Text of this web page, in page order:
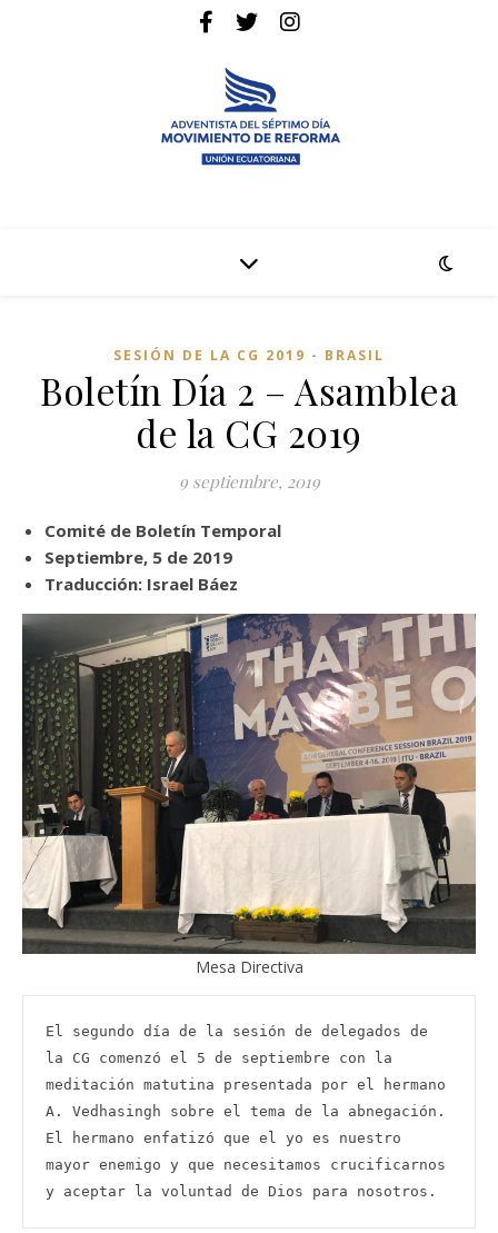
SESIÓN DE LA CG 2019 - BRASIL
Boletín Día 2 – Asamblea
de la CG 2019
9 septiembre, 2019
Comité de Boletín Temporal
Septiembre, 5 de 2019
Traducción: Israel Báez
Mesa Directiva
El segundo día de la sesión de delegados de
la CG comenzó el 5 de septiembre con la
meditación matutina presentada por el hermano
A. Vedhasingh sobre el tema de la abnegación.
El hermano enfatizó que el yo es nuestro
mayor enemigo y que necesitamos crucificarnos
y aceptar la voluntad de Dios para nosotros.